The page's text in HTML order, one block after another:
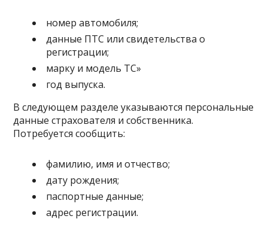
номер автомобиля;
данные ПТС или свидетельства о
регистрации;
марку и модель ТС»
год выпуска.
В следующем разделе указываются персональные
данные страхователя и собственника.
Потребуется сообщить:
фамилию, имя и отчество;
дату рождения;
паспортные данные;
адрес регистрации.